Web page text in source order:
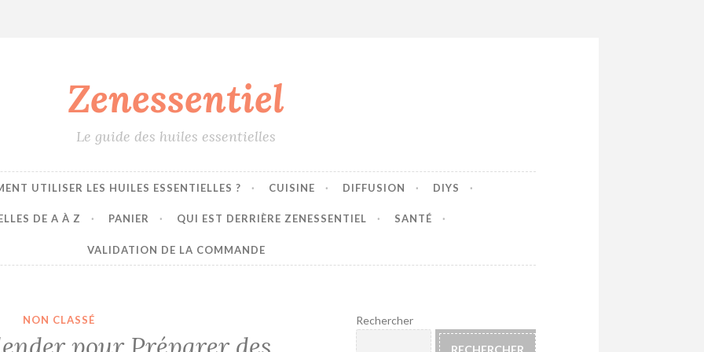
Zenessentiel
Le guide des huiles essentielles
UTILISER LES HUILES ESSENTIELLES ? CUISINE DIFFUSION DIYS
DE A À Z PANIER QUI EST DERRIÈRE ZENESSENTIEL SANTÉ
VALIDATION DE LA COMMANDE
NON CLASSÉ Rechercher